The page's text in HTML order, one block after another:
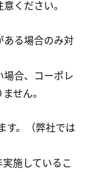
ください。
る場合のみ対
合、コーポレ
せん。
す。（弊社では
施しているこ